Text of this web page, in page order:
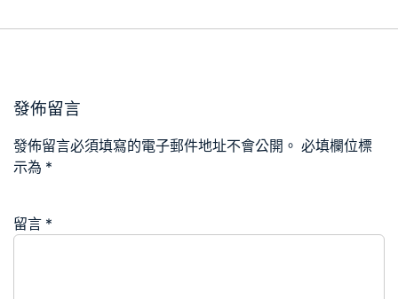
發佈留言
發佈留言必須填寫的電子郵件地址不會公開。 必填欄位標
示為 *
留言 *